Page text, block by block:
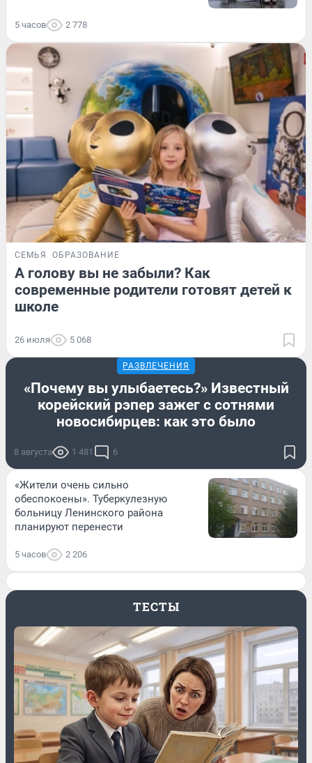
5 часов 2 778
СЕМЬЯ ОБРАЗОВАНИЕ
А голову вы не забыли? Как
современные родители готовят детей к
школе
26 июля 5 068
РАЗВЛЕЧЕНИЯ
«Почему вы улыбаетесь?» Известный
корейский рэпер зажег с сотнями
новосибирцев: как это было
8 августа 1 481 6
«Жители очень сильно
обеспокоены». Туберкулезную
больницу Ленинского района
планируют перенести
5 часов 2 206
ТЕСТЫ